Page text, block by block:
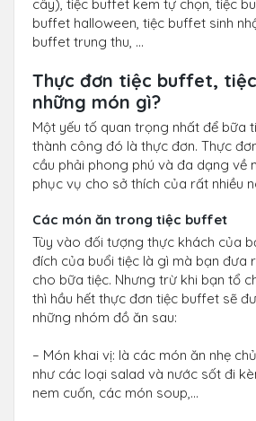
cây), tiệc buffet kem tự chọn, tiệc
buffet halloween, tiệc buffet sinh
buffet trung thu, …
Thực đơn tiệc buffet,
những món gì?
Một yếu tố quan trọng nhất để bữa
thành công đó là thực đơn. Thực
cầu phải phong phú và đa dạng về
phục vụ cho sở thích của rất nhiều
Các món ăn trong tiệc buffet
Tùy vào đối tượng thực khách của
đích của buổi tiệc là gì mà bạn đưa
cho bữa tiệc. Nhưng trừ khi bạn tổ
thì hầu hết thực đơn tiệc buffet sẽ
những nhóm đồ ăn sau:
– Món khai vị: là các món ăn nhẹ
như các loại salad và nước sốt đi
nem cuốn, các món soup,…